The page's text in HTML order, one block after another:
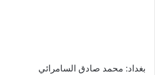
بغداد: محمد صادق السامرائي